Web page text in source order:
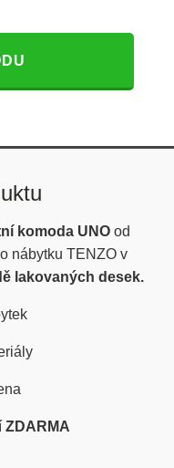
komoda UNOod
nábytku TENZO v
lakovaných desek.
ZDARMA